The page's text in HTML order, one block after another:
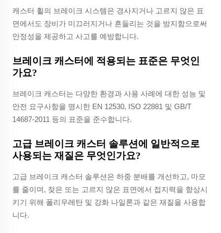
캐스터 휠의 브레이크 시스템은 경사지거나 고르지 않은 표
면에서도 장비가 미끄러지거나 흔들리는 것을 방지함으로써
안정성을 제공하고 사고를 예방합니다.
브레이크 캐스터에 적용되는 표준은 무엇인
가요?
브레이크 캐스터는 다양한 환경과 사용 사례에 대한 성능 및
안전 요구사항을 명시한 EN 12530, ISO 22881 및 GB/T
14687-2011 등의 표준을 준수합니다.
고급 브레이크 캐스터 솔루션에 일반적으로
사용되는 재질은 무엇인가요?
고급 브레이크 캐스터 솔루션은 하중 분배를 개선하고, 마모
를 줄이며, 젖은 또는 고르지 않은 표면에서 접지력을 향상시
키기 위해 폴리우레탄 및 강화 나일론과 같은 재질을 사용합
니다.